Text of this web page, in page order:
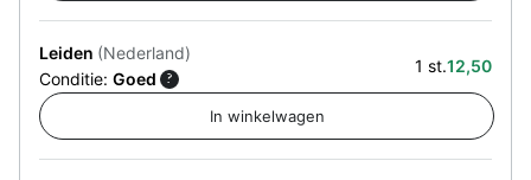
Leiden (Nederland)
Conditie: Goed ?
1 st.12,50